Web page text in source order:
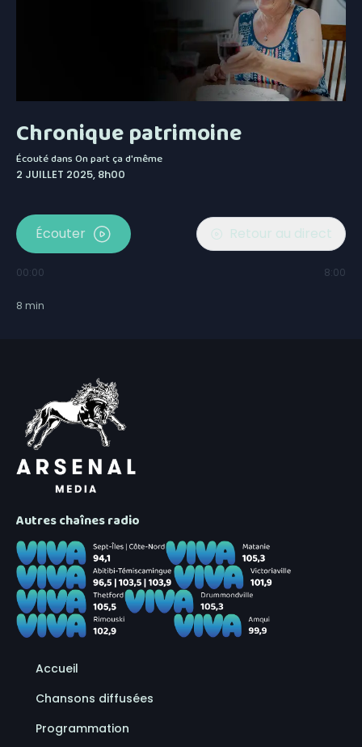
Chronique patrimoine
Écouté dansOn part ça d'même
2 JUILLET 2025, 8h00
Écouter Retour au direct
00:00 8:00
8 min
Autres chaînes radio
Accueil
Chansons diffusées
Programmation